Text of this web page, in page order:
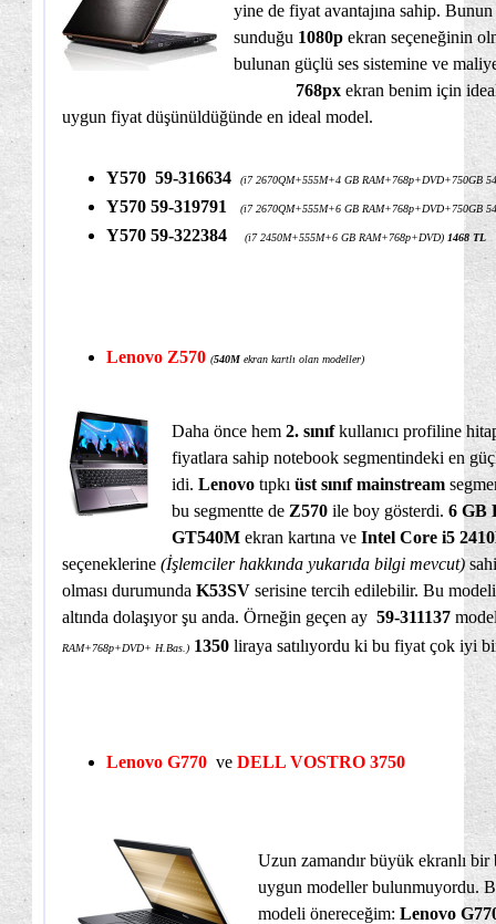
yine de fiyat avantajına sahip.
sunduğu 1080p ekran seçeneğinin
bulunan güçlü ses sistemine ve
768px ekran benim için
uygun fiyat düşünüldüğünde en ideal model.
Y570 59-316634 (i7 2670QM+555M+4 GB RAM+768p+DVD+750GB
Y570 59-319791 (i7 2670QM+555M+6 GB RAM+768p+DVD+750GB
Y570 59-322384 (i7 2450M+555M+6 GB RAM+768p+DVD) 1468 TL
Lenovo Z570 (540M ekran kartlı olan modeller)
Daha önce hem 2. sınıfkullanıcı profiline
fiyatlara sahip notebook segmentindeki en
idi. Lenovo tıpkı üst sınıf mainstream
bu segmentte de Z570 ile boy gösterdi. 6 GB
GT540M ekran kartına ve Intel Core i5
seçeneklerine (İşlemciler hakkında yukarıda bilgi mevcut)
olması durumunda K53SV serisine tercih edilebilir. Bu
altında dolaşıyor şu anda. Örneğin geçen ay 59-311137
RAM+768p+DVD+ H.Bas.) 1350 liraya satılıyordu ki bu fiyat çok iyi
Lenovo G770 ve DELL VOSTRO 3750
Uzun zamandır büyük ekranlı
uygun modeller bulunmuyordu.
modeli önereceğim: Lenovo